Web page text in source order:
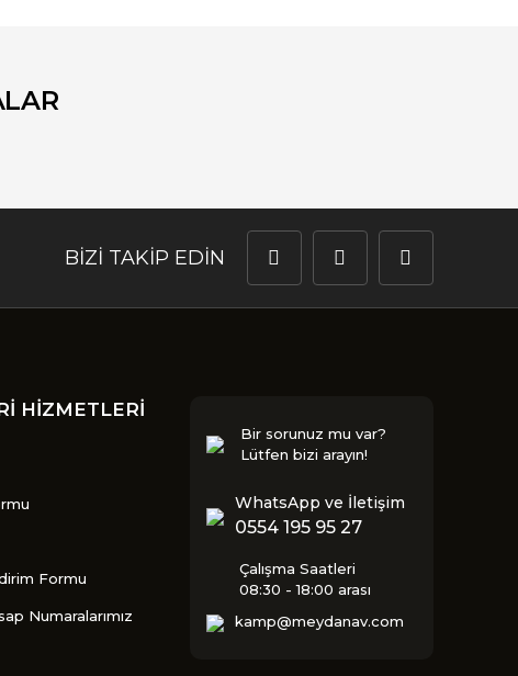
BİZİ TAKİP EDİN
HİZMETLERİ
Formu
Numaralarımız
Bir sorunuz mu var?
Lütfen bizi arayın!
WhatsApp ve İletişim
0554 195 95 27
Çalışma Saatleri
08:30 - 18:00 arası
kamp@meydanav.com